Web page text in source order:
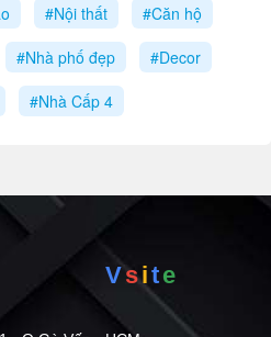
#Nội thất
#Căn hộ
#Nhà phố đẹp
#Decor
#Nhà Cấp 4
Vsite